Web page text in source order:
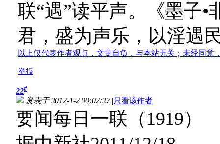
联“遇”读平声。《墨子
君，盛为声乐，以淫遇
以上仅代表作者观点，文责自负，与本站无关；未经同
举报
22#
发表于 2012-1-2 00:02:27 |只看该作者
要闻每日一联（1919）